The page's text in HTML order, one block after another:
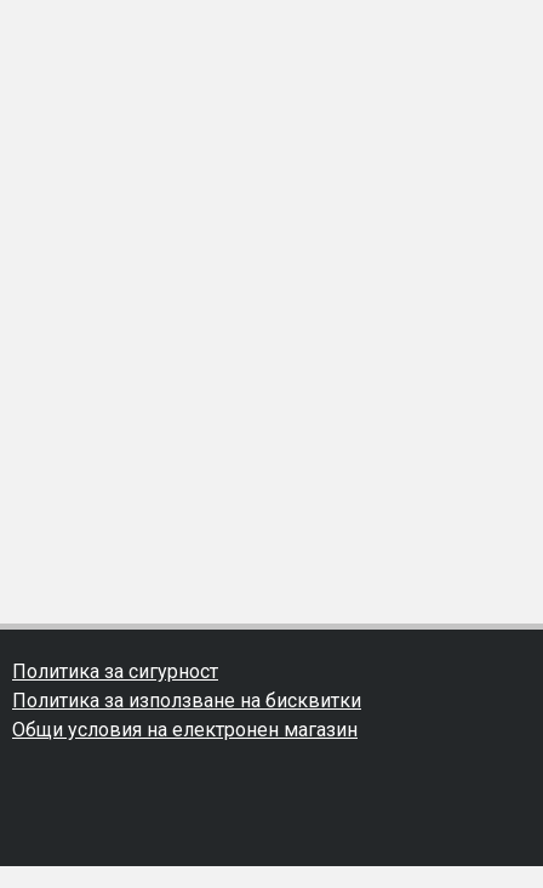
Политика за сигурност
Политика за използване на бисквитки
Общи условия на електронен магазин